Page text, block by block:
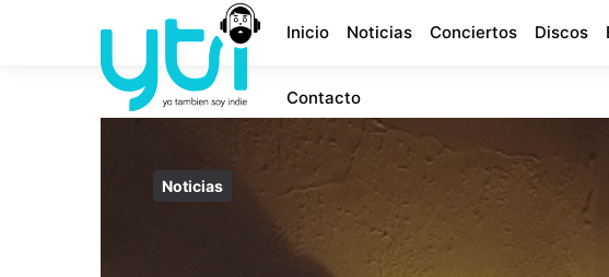
Inicio Noticias Conciertos Discos
Contacto
Noticias